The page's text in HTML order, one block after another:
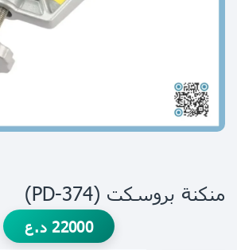
منكنة بروسكت (PD-374)
22000 د.ع